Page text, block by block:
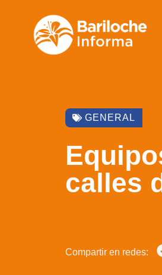
GENERAL
calles
Compartir en redes: